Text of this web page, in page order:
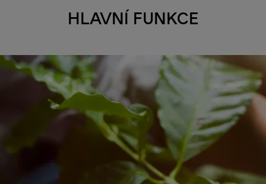
HLAVNÍ FUNKCE